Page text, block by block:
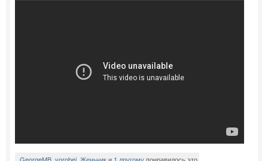
GeorgeMB vorobei Женьчики 1 другомупонравилось это